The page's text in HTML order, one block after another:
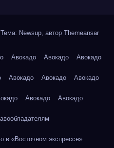
Тема: Newsup, автор Themeansar
Авокадо Авокадо Авокадо
Авокадо Авокадо Авокадо
Авокадо Авокадо
в «Восточном экспрессе»